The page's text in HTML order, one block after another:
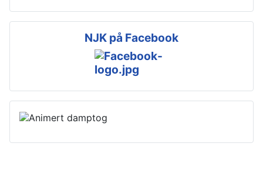
NJK på Facebook